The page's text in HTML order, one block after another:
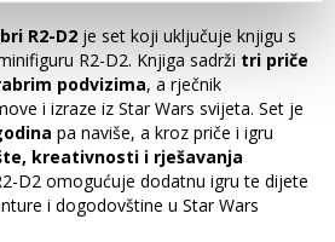
R2-D2 je set koji uključuje knjigu s
R2-D2. Knjiga sadrži tri priče
podvizima, a rječnik
i izraze iz Star Wars svijeta. Set je
pa naviše, a kroz priče i igru
kreativnosti i rješavanja
D2 omogućuje dodatnu igru te dijete
i dogodovštine u Star Wars